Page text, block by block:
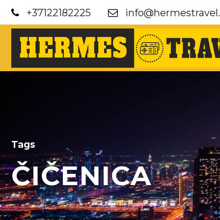
+37122182225
Tags
ČIČENICA